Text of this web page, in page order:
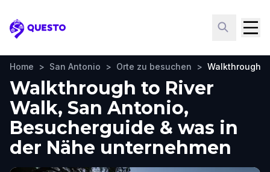
Questo
Home > San Antonio > Orte zu besuchen > Walkthrough
Walkthrough to River
Walk, San Antonio,
Besucherguide & was in
der Nähe unternehmen